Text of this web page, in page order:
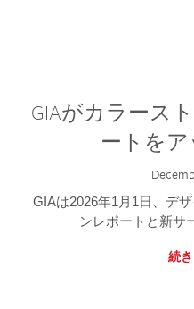
GIAがカラース
ートを
GIAは2026年1月1日、デ
ンレポートと新サ
続